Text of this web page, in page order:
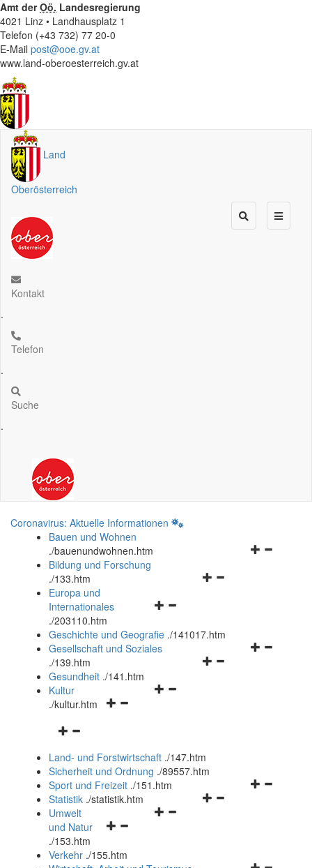
Amt derOö. Landesregierung
4021 Linz • Landhausplatz 1
Telefon (+43 732) 77 20-0
E-Mail post@ooe.gv.at
www.land-oberoesterreich.gv.at
Land
Oberösterreich
Kontakt
.
Telefon
.
Suche
.
Coronavirus: Aktuelle Informationen
Bauen und Wohnen
./bauenundwohnen.htm
Navigationsmenü
Bildung und Forschung
./133.htm
Navigationsmenü
und
schließen
Europa und
Internationales
./203110.htm
Geschichte und Geografie ./141017.htm
Navigationsmenü
Gesellschaft und Soziales
./139.htm
Navigationsmenü
Gesundheit ./141.htm
Navigationsmenü
Kultur
./kultur.htm
Navigationsmenü
und
schließen
Land- und Forstwirtschaft ./147.htm
Sicherheit und Ordnung ./89557.htm
Navigationsmenü
Sport und Freizeit ./151.htm
Navigationsmenü
Statistik ./statistik.htm
Navigationsmenü
und
Umwelt
und Natur
./153.htm
Verkehr ./155.htm